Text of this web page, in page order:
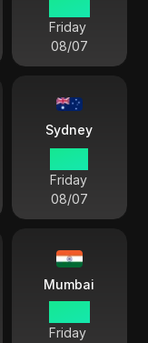
Friday
08/07
Sydney
Friday
08/07
Mumbai
Friday